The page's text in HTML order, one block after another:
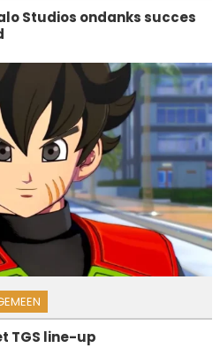
Studios ondanks succes
TGS line-up